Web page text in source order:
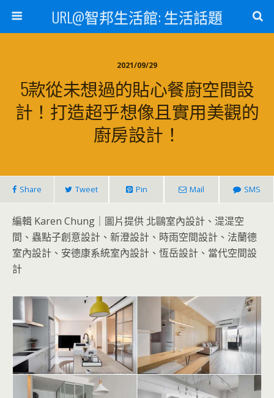
URL@智邦生活館: 生活話題
2021/09/29
5款從未想過的貼心餐廚空間設
計！打造超乎想像且實用美觀的
廚房設計！
Share Tweet Pin Mail SMS
編輯 Karen Chung｜圖片提供 北鷗室內設計、湜湜空
間、蟲點子創意設計、新澄設計、時雨空間設計、法蘭德
室內設計、安德康系統室內設計、恆岳設計、當代空間設
計